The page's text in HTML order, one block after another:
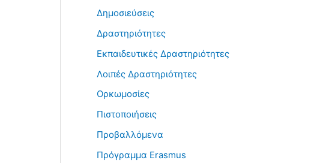
Δημοσιεύσεις
Δραστηριότητες
Εκπαιδευτικές Δραστηριότητες
Λοιπές Δραστηριότητες
Ορκωμοσίες
Πιστοποιήσεις
Προβαλλόμενα
Πρόγραμμα Erasmus